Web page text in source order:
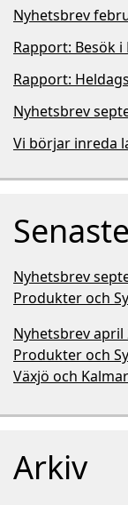
Nyhetsbrev
Rapport: Besök
Rapport:
Nyhetsbrev
Vi börjar inreda
Nyhetsbrev
Produkter och
Nyhetsbrev april
Produkter och
Växjö och Kalmar
Arkiv